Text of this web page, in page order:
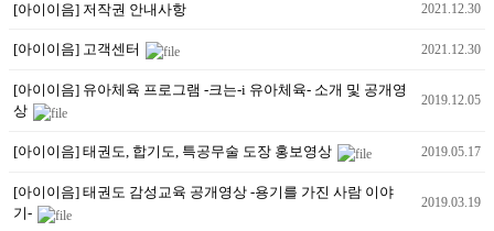
[아이이음] 저작권 안내사항 2021.12.30
[아이이음] 고객센터 2021.12.30
[아이이음] 유아체육 프로그램 -크는-i 유아체육- 소개 및 공개영
상
2019.12.05
[아이이음] 태권도, 합기도, 특공무술 도장 홍보영상 2019.05.17
[아이이음] 태권도 감성교육 공개영상 -용기를 가진 사람 이야
기-
2019.03.19